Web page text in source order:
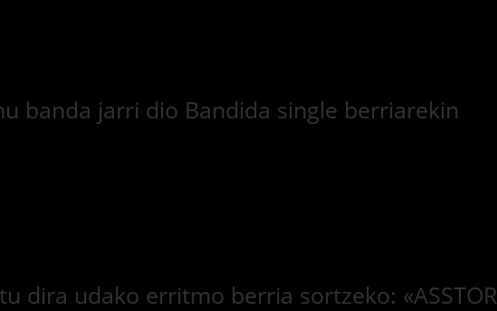
banda jarri dio Bandida single berriarekin
dira udako erritmo berria sortzeko: